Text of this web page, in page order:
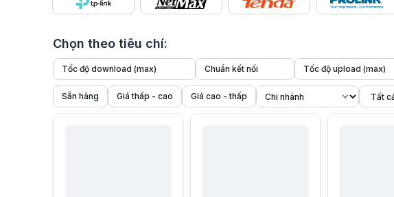
Chọn theo tiêu chí:
Tốc độ download (max) Chuẩn kết nối Tốc độ upload (max)
Sẵn hàng Giá thấp - cao Giá cao - thấp
1. Giới thiệu tổng quan